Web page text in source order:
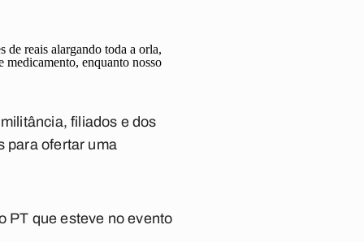
de reais alargando toda a orla,
medicamento, enquanto nosso
filiados e dos
para ofertar uma
PT que esteve no evento